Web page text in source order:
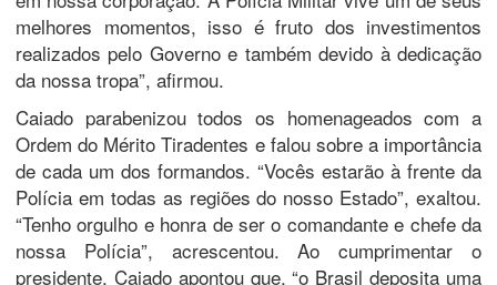
melhores momentos, isso é fruto dos investimentos
realizados pelo Governo e também devido à dedicação
da nossa tropa”, afirmou.
Caiado parabenizou todos os homenageados com a
Ordem do Mérito Tiradentes e falou sobre a importância
de cada um dos formandos. “Vocês estarão à frente da
Polícia em todas as regiões do nosso Estado”, exaltou.
“Tenho orgulho e honra de ser o comandante e chefe da
nossa Polícia”, acrescentou. Ao cumprimentar o
presidente, Caiado apontou que, “o Brasil deposita uma